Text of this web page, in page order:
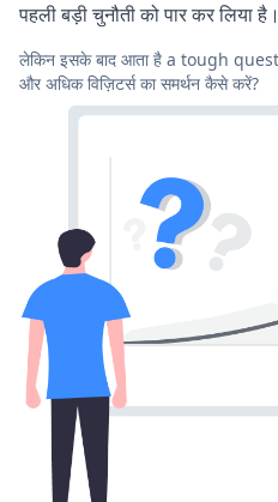
पहली बड़ी चुनौती को पार कर लिया
लेकिन इसके बाद आता है a tough
और अधिक विज़िटर्स का समर्थन कैसे करें?